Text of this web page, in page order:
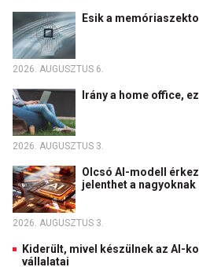
Esik a
2026. AUGUSZTUS 6.
Irány a home office,
2026. AUGUSZTUS 3.
Olcsó AI-modell
jelenthet a nagyoknak
2026. AUGUSZTUS 3.
Kiderült, mivel készülnek az AI-
vállalatai